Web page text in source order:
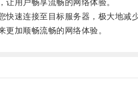
用户畅享流畅的网络体验。
连接至目标服务器，极大地减
加顺畅流畅的网络体验。